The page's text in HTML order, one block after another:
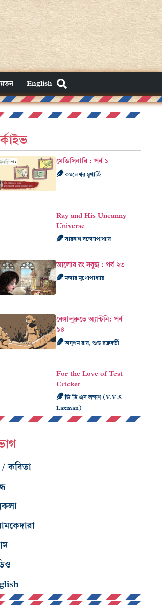
English
মেডিসিনারি : পর্ব ১
কমলেশ্বর মুখার্জি
Ray and His Uncanny
Universe
সারনাথ বন্দ্যোপাধ্যায়
আলোর রং সবুজ : পর্ব ২৩
মন্দার মুখোপাধ্যায়
বেঙ্গালুরুতে অ্যান্টনি: পর্ব
১৪
অনুপম রায়, শুভ চক্রবর্তী
For the Love of Test
Cricket
ভি ভি এস লক্ষ্মণ (V.V.S
Laxman)
/ কবিতা